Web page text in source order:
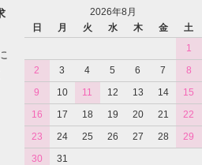
2026年8月
日
月 火 水 木 金
土
1
2
3 4 5 6 7
8
9
10 11 12 13 14
15
16
17 18 19 20 21
22
23
24 25 26 27 28
29
30
31